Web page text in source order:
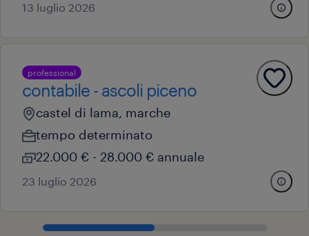
13 luglio 2026
professional
contabile - ascoli piceno
castel di lama, marche
tempo determinato
22.000 € - 28.000 € annuale
23 luglio 2026